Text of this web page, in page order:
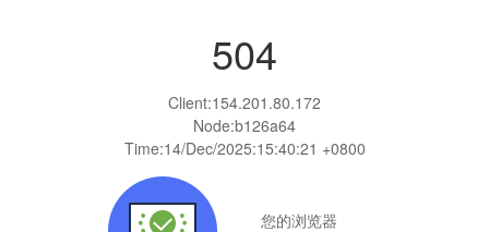
504
Client:154.201.80.172
Node:b126a64
Time:14/Dec/2025:15:40:21 +0800
您的浏览器